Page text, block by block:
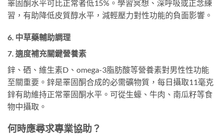
睪固酮水平可比正常者低15%。學習冥想、深呼吸或正念練
習，有助降低皮質醇水平，減輕壓力對性功能的負面影響。
6. 中草藥輔助調理
7. 適度補充關鍵營養素
鋅、硒、維生素D、omega-3脂肪酸等營養素對男性性功能
至關重要。鋅是睪固酮合成的必需礦物質，每日攝取11毫克
鋅有助維持正常睪固酮水平。可從生蠔、牛肉、南瓜籽等食
物中攝取。
何時應尋求專業協助？